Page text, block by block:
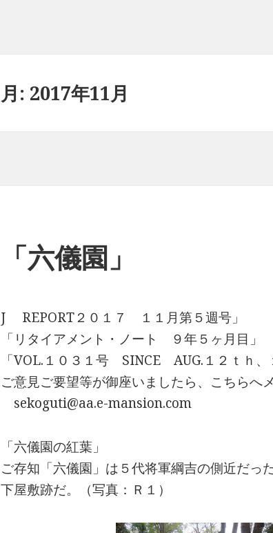
月: 2017年11月
「六儀園」
J REPORT２０１７ １１月第５週号」
「リタイアメント・ノート ９年５ヶ月目」
「VOL.１０３１号 SINCE AUG.１２ｔｈ、
ご意見ご要望等が御座いましたら、こちらへ
sekoguti@aa.e-mansion.com
「六儀園の紅葉」
ご存知「六儀園」は５代将軍綱吉の側近だっ
下屋敷跡だ。（写真：Ｒ１）